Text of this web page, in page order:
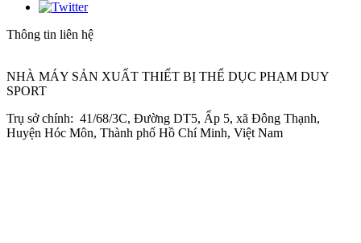
Thông tin liên hệ
NHÀ MÁY SẢN XUẤT THIẾT BỊ THỂ DỤC PHẠM DUY
SPORT
Trụ sở chính: 41/68/3C, Đường DT5, Ấp 5, xã Đông Thạnh,
Huyện Hóc Môn, Thành phố Hồ Chí Minh, Việt Nam